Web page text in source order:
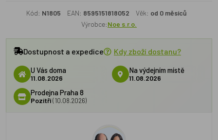
Kód: N1805 EAN: 8595151818052 Věk: od 0 měsíců
Výrobce:Noe s.r.o.
Dostupnost a expedice Kdy zboží dostanu?
U Vás doma
11.08.2026
Na výdejním místě
11.08.2026
Prodejna Praha 8
Pozítří(10.08.2026)